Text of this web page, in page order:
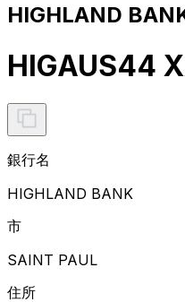
HIGHLAND
HIGAUS44
銀行名
HIGHLAND BANK
市
SAINT PAUL
住所